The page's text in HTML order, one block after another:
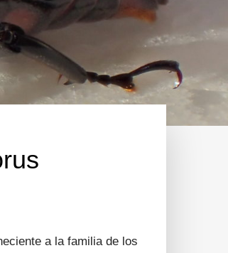
a la familia de los